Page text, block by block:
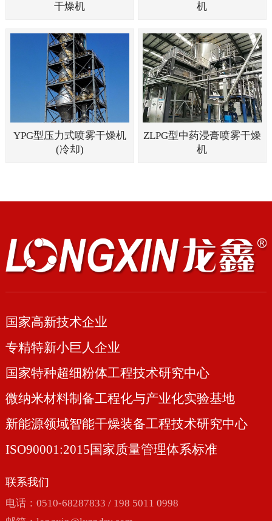
干燥机
机
YPG型压力式喷雾干燥机
(冷却)
ZLPG型中药浸膏喷雾干燥
机
国家高新技术企业
专精特新小巨人企业
国家特种超细粉体工程技术研究中心
微纳米材料制备工程化与产业化实验基地
新能源领域智能干燥装备工程技术研究中心
ISO90001:2015国家质量管理体系标准
联系我们
电话：0510-68287833 / 198 5011 0998